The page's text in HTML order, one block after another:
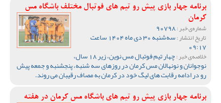
برنامه چهار بازی پیش رو تیم های فوتبال مختلف باشگاه مس
کرمان
شماره‌ی خبر :
تاریخ انتشار : سه‌شنبه 30 دی ماه 1404 ساعت
09:17
خلاصه‌ی خبر : چهار تیم فوتبال مس نوین، زیر 18 سال،
نوجوانان و نونهالان مس کرمان در روزهای سه شنبه، پنجشنبه و جمعه پیش
رو در ادامه رقابت های لیگ خود در کرمان به مصاف رقیبان می روند.
برنامه چهار بازی پیش رو تیم های باشگاه مس کرمان در هفته